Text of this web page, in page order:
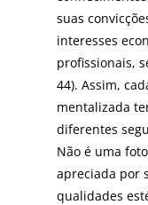
suas
interesses
profissionais,
44). Assim,
mentalizada
diferentes
Não é uma
apreciada por
qualidades